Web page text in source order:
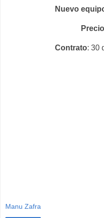
Nuevo
Precio
Contrato: 30
Manu Zafra